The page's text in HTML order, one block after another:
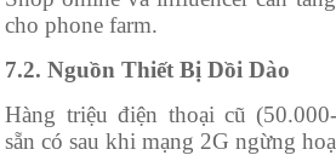
cho phone farm.
7.2. Nguồn Thiết Bị Dồi Dào
Hàng triệu điện thoại cũ
sẵn có sau khi mạng 2G ngừng